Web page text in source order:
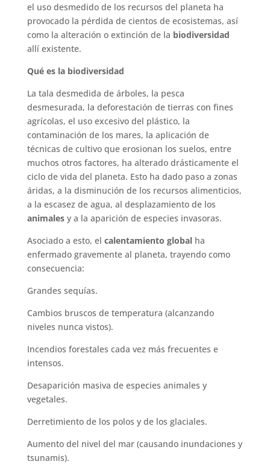
el uso desmedido de los recursos del planeta ha
provocado la pérdida de cientos de ecosistemas, así
como la alteración o extinción de la biodiversidad
allí existente.
Qué es la biodiversidad
La tala desmedida de árboles, la pesca
desmesurada, la deforestación de tierras con fines
agrícolas, el uso excesivo del plástico, la
contaminación de los mares, la aplicación de
técnicas de cultivo que erosionan los suelos, entre
muchos otros factores, ha alterado drásticamente el
ciclo de vida del planeta. Esto ha dado paso a zonas
áridas, a la disminución de los recursos alimenticios,
a la escasez de agua, al desplazamiento de los
animalesy a la aparición de especies invasoras.
Asociado a esto, el calentamiento globalha
enfermado gravemente al planeta, trayendo como
consecuencia:
Grandes sequías.
Cambios bruscos de temperatura (alcanzando
niveles nunca vistos).
Incendios forestales cada vez más frecuentes e
intensos.
Desaparición masiva de especies animales y
vegetales.
Derretimiento de los polos y de los glaciales.
Aumento del nivel del mar (causando inundaciones y
tsunamis).